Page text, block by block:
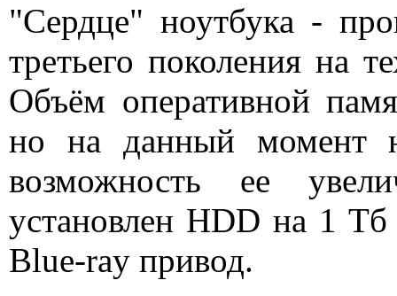
"Сердце" ноутбука -
третьего поколения на
Объём оперативной
но на данный момент
возможность ее
установлен HDD на 1
Blue-ray привод.